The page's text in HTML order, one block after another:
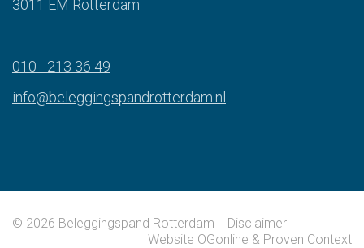
3011 EM Rotterdam
010 - 213 36 49
info@beleggingspandrotterdam.nl
© 2026 Beleggingspand Rotterdam Disclaimer
Website OGonline & Proven Context